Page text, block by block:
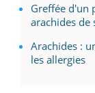
Greffée d'un
arachides de
Arachides :
les allergies